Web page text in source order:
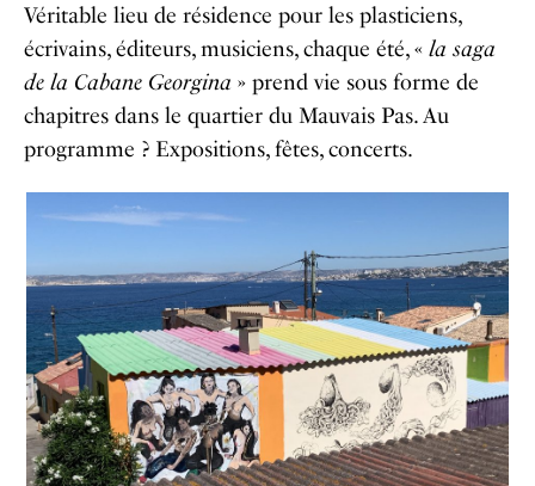
Véritable lieu de résidence pour les plasticiens,
écrivains, éditeurs, musiciens, chaque été, « la saga
de la Cabane Georgina » prend vie sous forme de
chapitres dans le quartier du Mauvais Pas. Au
programme ? Expositions, fêtes, concerts.